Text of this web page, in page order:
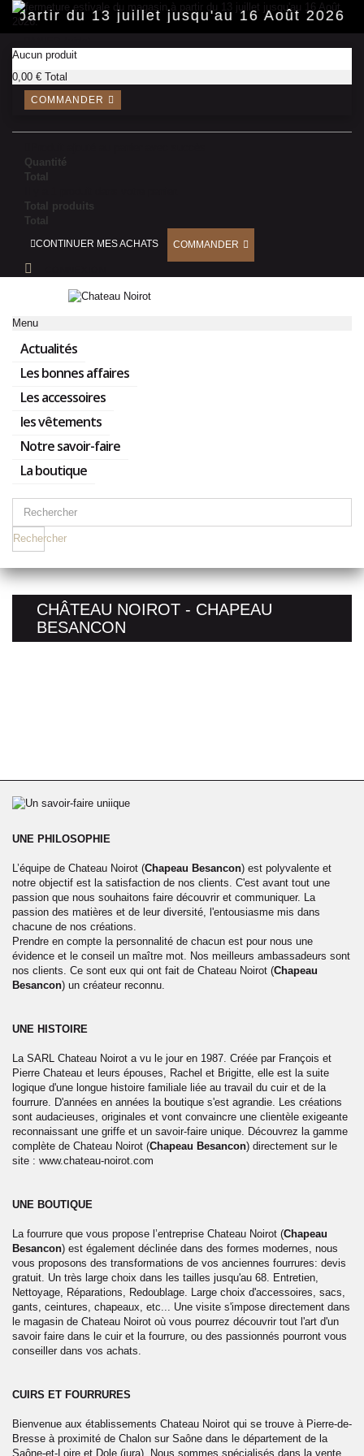
partir du 13 juillet jusqu'au 16 Août 2026.
Aucun produit
0,00 € Total
COMMANDER
Quantité
Total
Total produits
Total
CONTINUER MES ACHATS COMMANDER
Menu
Actualités
Les bonnes affaires
Les accessoires
les vêtements
Notre savoir-faire
La boutique
Rechercher
CHÂTEAU NOIROT - CHAPEAU
BESANCON
UNE PHILOSOPHIE
L’équipe de Chateau Noirot (Chapeau Besancon) est polyvalente et
notre objectif est la satisfaction de nos clients. C'est avant tout une
passion que nous souhaitons faire découvrir et communiquer. La
passion des matières et de leur diversité, l'entousiasme mis dans
chacune de nos créations.
Prendre en compte la personnalité de chacun est pour nous une
évidence et le conseil un maître mot. Nos meilleurs ambassadeurs sont
nos clients. Ce sont eux qui ont fait de Chateau Noirot (Chapeau
Besancon) un créateur reconnu.
UNE HISTOIRE
La SARL Chateau Noirot a vu le jour en 1987. Créée par François et
Pierre Chateau et leurs épouses, Rachel et Brigitte, elle est la suite
logique d'une longue histoire familiale liée au travail du cuir et de la
fourrure. D'années en années la boutique s'est agrandie. Les créations
sont audacieuses, originales et vont convaincre une clientèle exigeante
reconnaissant une griffe et un savoir-faire unique. Découvrez la gamme
complète de Chateau Noirot (Chapeau Besancon) directement sur le
site : www.chateau-noirot.com
UNE BOUTIQUE
La fourrure que vous propose l’entreprise Chateau Noirot (Chapeau
Besancon) est également déclinée dans des formes modernes, nous
vous proposons des transformations de vos anciennes fourrures: devis
gratuit. Un très large choix dans les tailles jusqu'au 68. Entretien,
Nettoyage, Réparations, Redoublage. Large choix d'accessoires, sacs,
gants, ceintures, chapeaux, etc... Une visite s'impose directement dans
le magasin de Chateau Noirot où vous pourrez découvrir tout l'art d'un
savoir faire dans le cuir et la fourrure, ou des passionnés pourront vous
conseiller dans vos achats.
CUIRS ET FOURRURES
Bienvenue aux établissements Chateau Noirot qui se trouve à Pierre-de-
Bresse à proximité de Chalon sur Saône dans le département de la
Saône-et-Loire et Dole (jura). Nous sommes spécialisés dans la vente
Panneau de gestion des cookies